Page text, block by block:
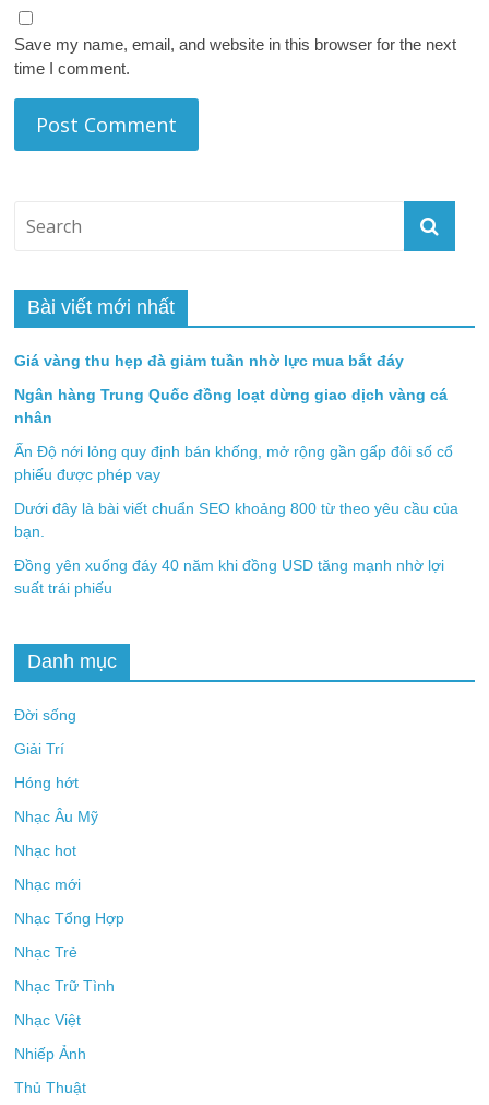
Save my name, email, and website in this browser for the next
time I comment.
Bài viết mới nhất
Giá vàng thu hẹp đà giảm tuần nhờ lực mua bắt đáy
Ngân hàng Trung Quốc đồng loạt dừng giao dịch vàng cá
nhân
Ấn Độ nới lỏng quy định bán khống, mở rộng gần gấp đôi số cổ
phiếu được phép vay
Dưới đây là bài viết chuẩn SEO khoảng 800 từ theo yêu cầu của
bạn.
Đồng yên xuống đáy 40 năm khi đồng USD tăng mạnh nhờ lợi
suất trái phiếu
Danh mục
Đời sống
Giải Trí
Hóng hớt
Nhạc Âu Mỹ
Nhạc hot
Nhạc mới
Nhạc Tổng Hợp
Nhạc Trẻ
Nhạc Trữ Tình
Nhạc Việt
Nhiếp Ảnh
Thủ Thuật